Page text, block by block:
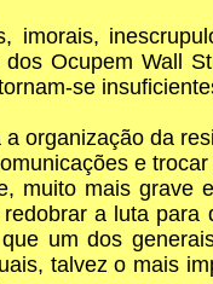
imorais,
Ocupem Wall
se
organização da
e
muito mais grave
a luta para
um dos
talvez o mais